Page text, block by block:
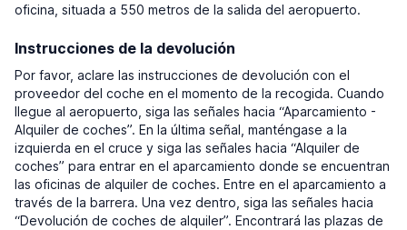
oficina, situada a 550 metros de la salida del aeropuerto.
Instrucciones de la devolución
Por favor, aclare las instrucciones de devolución con el
proveedor del coche en el momento de la recogida. Cuando
llegue al aeropuerto, siga las señales hacia “Aparcamiento -
Alquiler de coches”. En la última señal, manténgase a la
izquierda en el cruce y siga las señales hacia “Alquiler de
coches” para entrar en el aparcamiento donde se encuentran
las oficinas de alquiler de coches. Entre en el aparcamiento a
través de la barrera. Una vez dentro, siga las señales hacia
“Devolución de coches de alquiler”. Encontrará las plazas de